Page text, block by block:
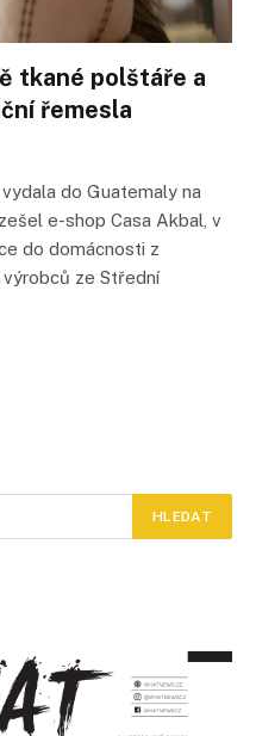
tkané polštáře a
řemesla
do Guatemaly na
e-shop Casa Akbal, v
do domácnosti z
ze Střední